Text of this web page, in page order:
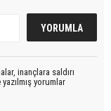
inançlara saldırı
yorumlar